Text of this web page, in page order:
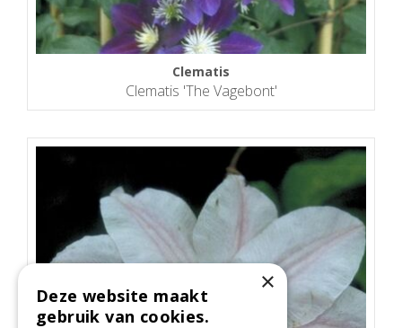
Clematis
Clematis 'The Vagebont'
×
Deze website maakt
gebruik van cookies.